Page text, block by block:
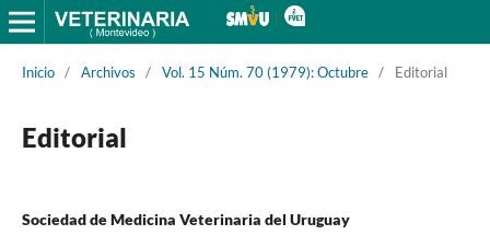
Inicio / Archivos / Vol. 15 Núm. 70 (1979): Octubre / Editorial
Editorial
Sociedad de Medicina Veterinaria del Uruguay